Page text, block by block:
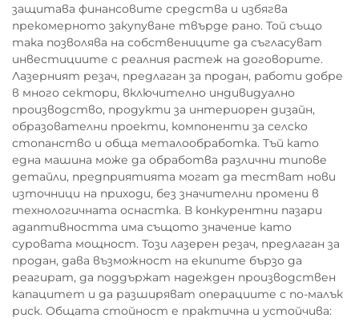
защитава финансовите средства и избягва
прекомерното закупуване твърде рано. Той също
така позволява на собствениците да съгласуват
инвестициите с реалния растеж на договорите.
Лазерният резач, предлаган за продан, работи добре
в много сектори, включително индивидуално
производство, продукти за интериорен дизайн,
образователни проекти, компоненти за селско
стопанство и обща металообработка. Тъй като
една машина може да обработва различни типове
детайли, предприятията могат да тестват нови
източници на приходи, без значителни промени в
технологичната оснастка. В конкурентни пазари
адаптивността има същото значение като
суровата мощност. Този лазерен резач, предлаган за
продан, дава възможност на екипите бързо да
реагират, да поддържат надежден производствен
капацитет и да разширяват операциите с по-малък
риск. Общата стойност е практична и устойчива: